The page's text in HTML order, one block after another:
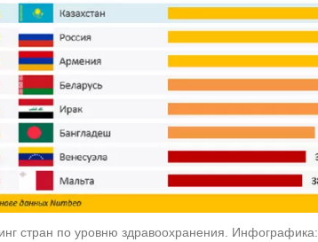
стран по уровню здравоохранения.